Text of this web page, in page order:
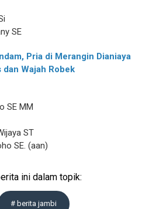
SE
Pria di Merangin Dianiaya
Wajah Robek
SE MM
ST
SE. (aan)
ini dalam topik:
# berita jambi